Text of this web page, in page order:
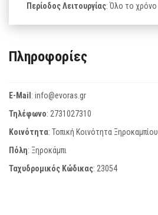
Περίοδος Λειτουργίας: Όλο το χρόνο
Πληροφορίες
E-Mail: info@evoras.gr
Τηλέφωνο: 2731027310
Κοινότητα: Τοπική Κοινότητα Ξηροκαμπίου
Πόλη: Ξηροκάμπι
Ταχυδρομικός Κώδικας: 23054